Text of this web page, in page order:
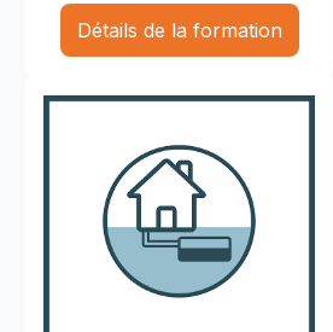
Détails de la formation